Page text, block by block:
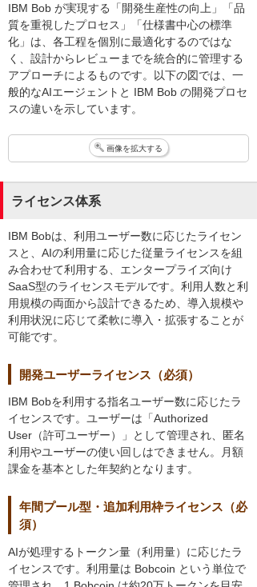
IBM Bob が実現する「開発生産性の向上」「品
質を重視したプロセス」「仕様書中心の標準
化」は、各工程を個別に最適化するのではな
く、設計からレビューまでを統合的に管理する
アプローチによるものです。以下の図では、一
般的なAIエージェントと IBM Bob の開発プロセ
スの違いを示しています。
画像を拡大する
ライセンス体系
IBM Bobは、利用ユーザー数に応じたライセン
スと、AIの利用量に応じた従量ライセンスを組
み合わせて利用する、エンタープライズ向け
SaaS型のライセンスモデルです。利用人数と利
用規模の両面から設計できるため、導入規模や
利用状況に応じて柔軟に導入・拡張することが
可能です。
開発ユーザーライセンス（必須）
IBM Bobを利用する指名ユーザー数に応じたラ
イセンスです。ユーザーは「Authorized
User（許可ユーザー）」として管理され、匿名
利用やユーザーの使い回しはできません。月額
課金を基本とした年契約となります。
年間プール型・追加利用枠ライセンス（必
須）
AIが処理するトークン量（利用量）に応じたラ
イセンスです。利用量は Bobcoin という単位で